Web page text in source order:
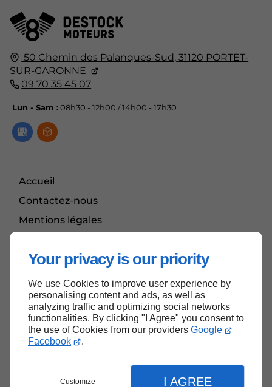
Your privacy is our priority
We use Cookies to improve user experience by
personalising content and ads, as well as
analyzing traffic and optimizing social networks
functionalities. By clicking "I Agree" you consent to
the use of Cookies from our providers Google
Facebook
.
Customize I AGREE
50 Chemin des Palanques-Sud, 31120 PORTET-
SUR-GARONNE
09 70 35 45 07
Lun - Sam :08h30 - 12h00 / 14h00 - 17h30
Accueil
Contactez-nous
Mentions légales
Haut de page